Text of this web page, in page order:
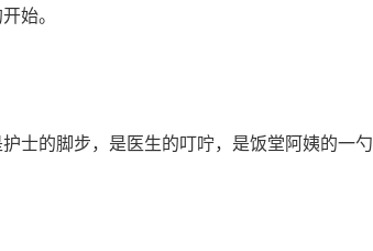
始。
士的脚步，是医生的叮咛，是饭堂阿姨的一勺